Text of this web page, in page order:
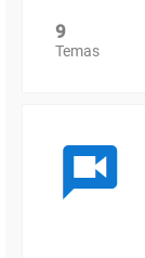
9
Temas